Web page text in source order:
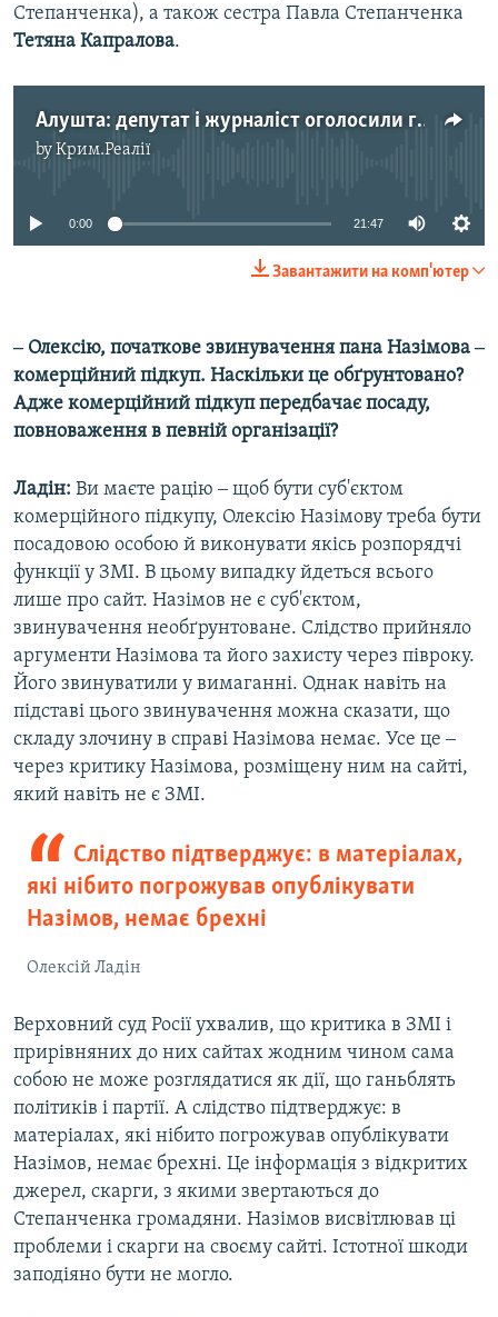
Степанченка), а також сестра Павла Степанченка
Тетяна Капралова.
Алушта: депутат і журналіст оголосили голодування
byКрим.Реалії
0:00 21:47
Завантажити на комп'ютер
‒ Олексію, початкове звинувачення пана Назімова ‒
комерційний підкуп. Наскільки це обґрунтовано?
Адже комерційний підкуп передбачає посаду,
повноваження в певній організації?
Ладін: Ви маєте рацію ‒ щоб бути суб'єктом
комерційного підкупу, Олексію Назімову треба бути
посадовою особою й виконувати якісь розпорядчі
функції у ЗМІ. В цьому випадку йдеться всього
лише про сайт. Назімов не є суб'єктом,
звинувачення необґрунтоване. Слідство прийняло
аргументи Назімова та його захисту через півроку.
Його звинуватили у вимаганні. Однак навіть на
підставі цього звинувачення можна сказати, що
складу злочину в справі Назімова немає. Усе це ‒
через критику Назімова, розміщену ним на сайті,
який навіть не є ЗМІ.
Слідство підтверджує: в матеріалах,
які нібито погрожував опублікувати
Назімов, немає брехні
Олексій Ладін
Верховний суд Росії ухвалив, що критика в ЗМІ і
прирівняних до них сайтах жодним чином сама
собою не може розглядатися як дії, що ганьблять
політиків і партії. А слідство підтверджує: в
матеріалах, які нібито погрожував опублікувати
Назімов, немає брехні. Це інформація з відкритих
джерел, скарги, з якими звертаються до
Степанченка громадяни. Назімов висвітлював ці
проблеми і скарги на своєму сайті. Істотної шкоди
заподіяно бути не могло.